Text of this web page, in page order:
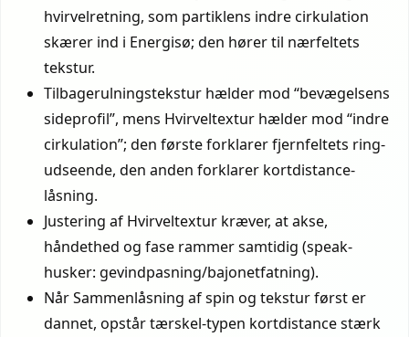
hvirvelretning, som partiklens indre cirkulation
skærer ind i Energisø; den hører til nærfeltets
tekstur.
Tilbagerulningstekstur hælder mod “bevægelsens
sideprofil”, mens Hvirveltextur hælder mod “indre
cirkulation”; den første forklarer fjernfeltets ring-
udseende, den anden forklarer kortdistance-
låsning.
Justering af Hvirveltextur kræver, at akse,
håndethed og fase rammer samtidig (speak-
husker: gevindpasning/bajonetfatning).
Når Sammenlåsning af spin og tekstur først er
dannet, opstår tærskel-typen kortdistance stærk